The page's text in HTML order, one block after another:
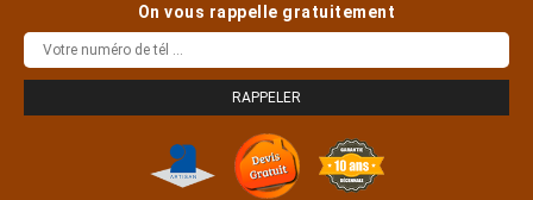
On vous rappelle gratuitement